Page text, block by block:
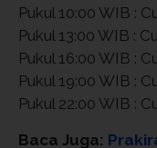
Pukul 10:00 WIB :
Pukul 13:00 WIB :
Pukul 16:00 WIB :
Pukul 19:00 WIB :
Pukul 22:00 WIB :
Baca Juga: